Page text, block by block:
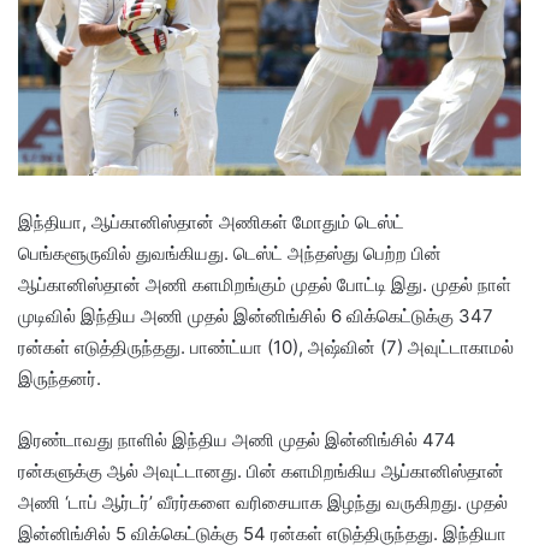
இந்தியா, ஆப்கானிஸ்தான் அணிகள் மோதும் டெஸ்ட்
பெங்களூருவில் துவங்கியது. டெஸ்ட் அந்தஸ்து பெற்ற பின்
ஆப்கானிஸ்தான் அணி களமிறங்கும் முதல் போட்டி இது. முதல் நாள்
முடிவில் இந்திய அணி முதல் இன்னிங்சில் 6 விக்கெட்டுக்கு 347
ரன்கள் எடுத்திருந்தது. பாண்ட்யா (10), அஷ்வின் (7) அவுட்டாகாமல்
இருந்தனர்.
இரண்டாவது நாளில் இந்திய அணி முதல் இன்னிங்சில் 474
ரன்களுக்கு ஆல் அவுட்டானது. பின் களமிறங்கிய ஆப்கானிஸ்தான்
அணி ‘டாப் ஆர்டர்’ வீரர்களை வரிசையாக இழந்து வருகிறது. முதல்
இன்னிங்சில் 5 விக்கெட்டுக்கு 54 ரன்கள் எடுத்திருந்தது. இந்தியா